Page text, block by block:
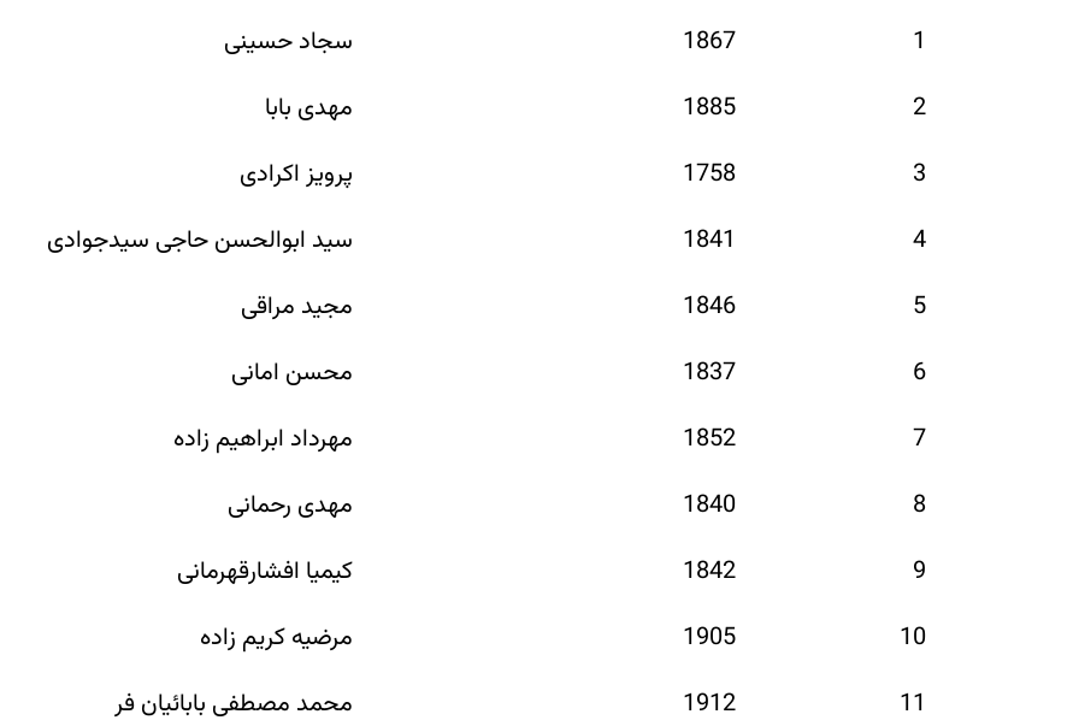
1
1867
سجاد حسینی
2
1885
مهدی بابا
3
1758
پرویز اکرادی
4
1841
سید ابوالحسن حاجی سیدجوادی
5
1846
مجید مراقی
6
1837
محسن امانی
7
1852
مهرداد ابراهیم زاده
8
1840
مهدی رحمانی
9
1842
کیمیا افشارقهرمانی
10
1905
مرضیه کریم زاده
11
1912
محمد مصطفی بابائیان فر